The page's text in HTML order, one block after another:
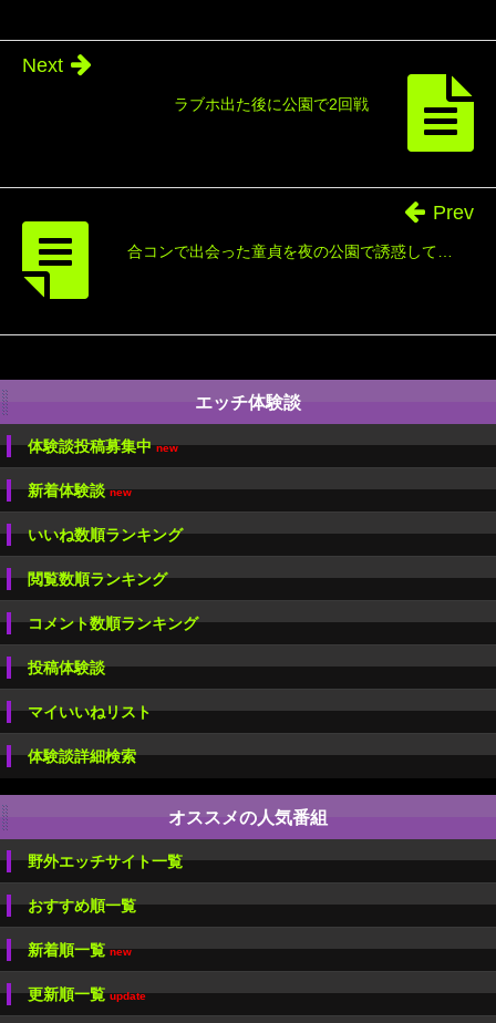
ラブホ出た後に公園で2回戦
Next
合コンで出会った童貞を夜の公園で誘惑して…
Prev
エッチ体験談
体験談投稿募集中new
新着体験談new
いいね数順ランキング
閲覧数順ランキング
コメント数順ランキング
投稿体験談
マイいいねリスト
体験談詳細検索
オススメの人気番組
野外エッチサイト一覧
おすすめ順一覧
新着順一覧new
更新順一覧update